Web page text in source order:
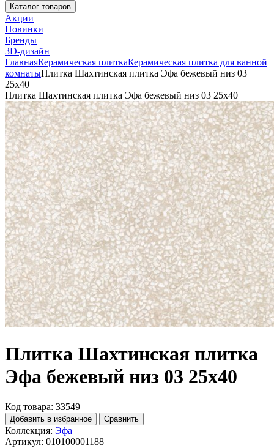
Каталог товаров
Акции
Новинки
Бренды
3D-дизайн
ГлавнаяКерамическая плиткаКерамическая плитка для ванной
комнатыПлитка Шахтинская плитка Эфа бежевый низ 03
25х40
Плитка Шахтинская плитка Эфа бежевый низ 03 25х40
Плитка Шахтинская плитка
Эфа бежевый низ 03 25х40
Код товара: 33549
Добавить в избранное Сравнить
Коллекция: Эфа
Артикул: 010100001188